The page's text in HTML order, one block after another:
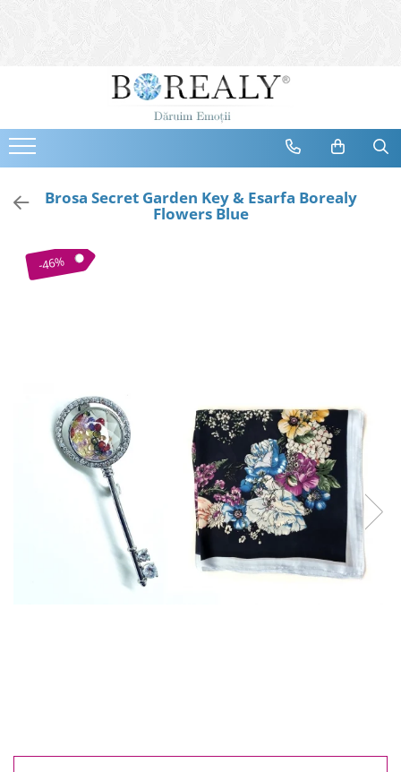
Bijuterii
Cercei
Bratari
Coliere
Tiare
Reduceri
Cele mai noi
Cele mai vandute
Cele mai votate
Brosa Secret Garden Key & Esarfa Borealy
Flowers Blue
-46%